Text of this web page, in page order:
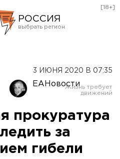
РОССИЯ
Оренбург
[18+]
3 ИЮНЯ 2020 В 07:35
ЕАНовости
прокуратура
за
гибели